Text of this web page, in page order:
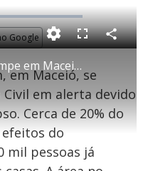
Google
Mina da Braskem rompe em Maceió (AL), e Defesa Civil entra em alerta para risco de colapso
F
s
c
e
n
C
o
i
l
h
a
em Maceió, se
em alerta devido
Cerca de 20% do
do
mil pessoas já